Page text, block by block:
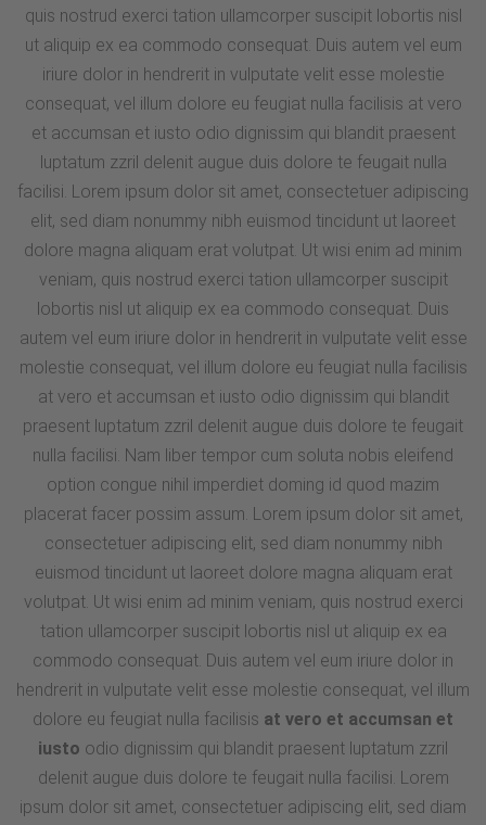
quis nostrud exerci tation ullamcorper suscipit lobortis nisl
ut aliquip ex ea commodo consequat. Duis autem vel eum
iriure dolor in hendrerit in vulputate velit esse molestie
consequat, vel illum dolore eu feugiat nulla facilisis at vero
et accumsan et iusto odio dignissim qui blandit praesent
luptatum zzril delenit augue duis dolore te feugait nulla
facilisi. Lorem ipsum dolor sit amet, consectetuer adipiscing
elit, sed diam nonummy nibh euismod tincidunt ut laoreet
dolore magna aliquam erat volutpat. Ut wisi enim ad minim
veniam, quis nostrud exerci tation ullamcorper suscipit
lobortis nisl ut aliquip ex ea commodo consequat. Duis
autem vel eum iriure dolor in hendrerit in vulputate velit esse
molestie consequat, vel illum dolore eu feugiat nulla facilisis
at vero et accumsan et iusto odio dignissim qui blandit
praesent luptatum zzril delenit augue duis dolore te feugait
nulla facilisi. Nam liber tempor cum soluta nobis eleifend
option congue nihil imperdiet doming id quod mazim
placerat facer possim assum. Lorem ipsum dolor sit amet,
consectetuer adipiscing elit, sed diam nonummy nibh
euismod tincidunt ut laoreet dolore magna aliquam erat
volutpat. Ut wisi enim ad minim veniam, quis nostrud exerci
tation ullamcorper suscipit lobortis nisl ut aliquip ex ea
commodo consequat. Duis autem vel eum iriure dolor in
hendrerit in vulputate velit esse molestie consequat, vel illum
dolore eu feugiat nulla facilisis at vero et accumsan et
iusto odio dignissim qui blandit praesent luptatum zzril
delenit augue duis dolore te feugait nulla facilisi. Lorem
ipsum dolor sit amet, consectetuer adipiscing elit, sed diam